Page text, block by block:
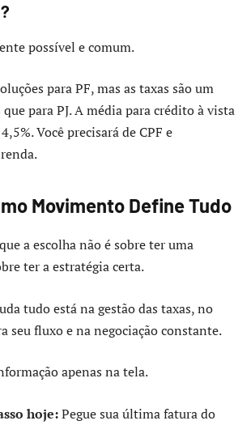
possível e comum.
para PF, mas as taxas são um
para PJ. A média para crédito à vista
Você precisará de CPF e
Movimento Define Tudo
a escolha não é sobre ter uma
ter a estratégia certa.
tudo está na gestão das taxas, no
seu fluxo e na negociação constante.
apenas na tela.
hoje:Pegue sua última fatura do